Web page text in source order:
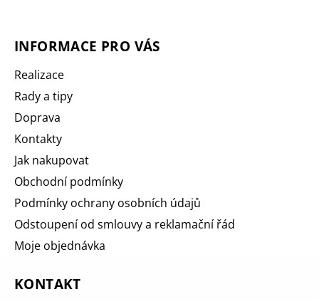
INFORMACE PRO VÁS
Realizace
Rady a tipy
Doprava
Kontakty
Jak nakupovat
Obchodní podmínky
Podmínky ochrany osobních údajů
Odstoupení od smlouvy a reklamační řád
Moje objednávka
KONTAKT